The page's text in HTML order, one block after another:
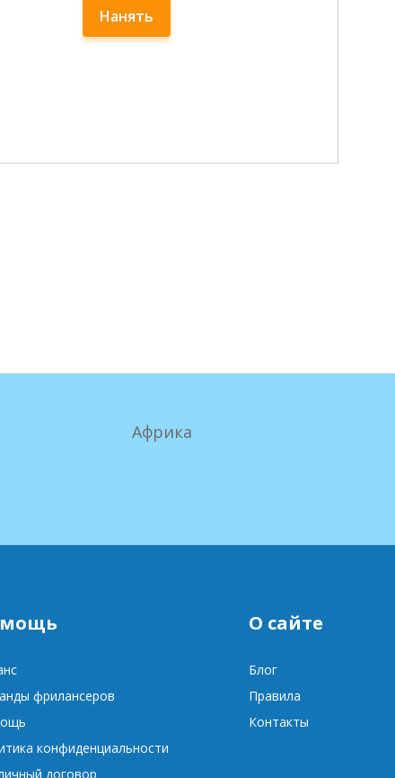
Нанять
Африка
фрилансеров
конфиденциальности
договор
О сайте
Блог
Правила
Контакты